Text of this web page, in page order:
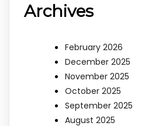
Archives
February 2026
December 2025
November 2025
October 2025
September 2025
August 2025